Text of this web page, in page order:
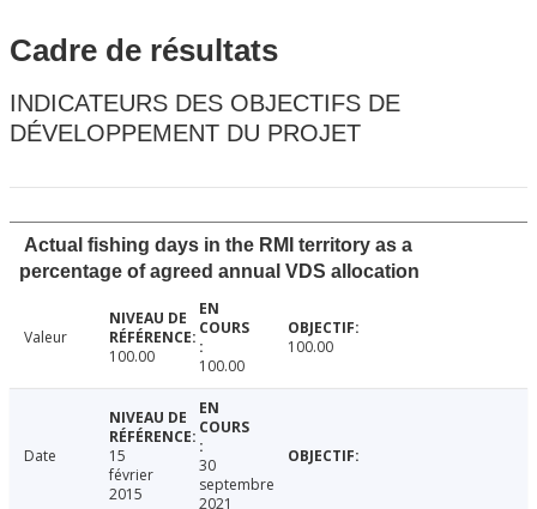
Cadre de résultats
INDICATEURS DES OBJECTIFS DE
DÉVELOPPEMENT DU PROJET
Actual fishing days in the RMI territory as a
percentage of agreed annual VDS allocation
Valeur
100.00
100.00
100.00
Date
15
février
2015
30
septembre
2021